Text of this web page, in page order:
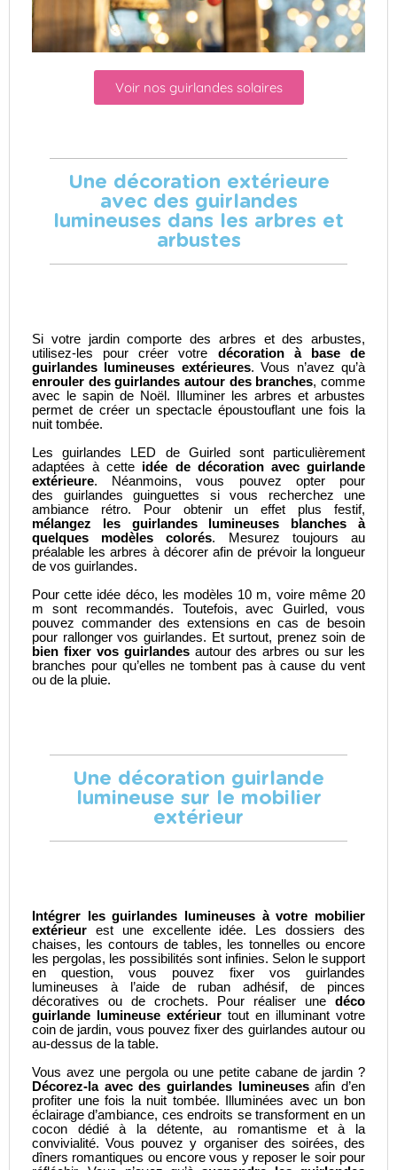
Voir nos guirlandes solaires
Une décoration extérieure
avec des guirlandes
lumineuses dans les arbres et
arbustes
Si votre jardin comporte des arbres et des arbustes,
utilisez-les pour créer votre décoration à base de
guirlandes lumineuses extérieures. Vous n’avez qu’à
enrouler des guirlandes autour des branches, comme
avec le sapin de Noël. Illuminer les arbres et arbustes
permet de créer un spectacle époustouflant une fois la
nuit tombée.
Les guirlandes LED de Guirled sont particulièrement
adaptées à cette idée de décoration avec guirlande
extérieure. Néanmoins, vous pouvez opter pour
des guirlandes guinguettes si vous recherchez une
ambiance rétro. Pour obtenir un effet plus festif,
mélangez les guirlandes lumineuses blanches à
quelques modèles colorés. Mesurez toujours au
préalable les arbres à décorer afin de prévoir la longueur
de vos guirlandes.
Pour cette idée déco, les modèles 10 m, voire même 20
m sont recommandés. Toutefois, avec Guirled, vous
pouvez commander des extensions en cas de besoin
pour rallonger vos guirlandes. Et surtout, prenez soin de
bien fixer vos guirlandesautour des arbres ou sur les
branches pour qu’elles ne tombent pas à cause du vent
ou de la pluie.
Une décoration guirlande
lumineuse sur le mobilier
extérieur
Intégrer les guirlandes lumineuses à votre mobilier
extérieur est une excellente idée. Les dossiers des
chaises, les contours de tables, les tonnelles ou encore
les pergolas, les possibilités sont infinies. Selon le support
en question, vous pouvez fixer vos guirlandes
lumineuses à l’aide de ruban adhésif, de pinces
décoratives ou de crochets. Pour réaliser une déco
guirlande lumineuse extérieur tout en illuminant votre
coin de jardin, vous pouvez fixer des guirlandes autour ou
au-dessus de la table.
Vous avez une pergola ou une petite cabane de jardin ?
Décorez-la avec des guirlandes lumineusesafin d’en
profiter une fois la nuit tombée. Illuminées avec un bon
éclairage d’ambiance, ces endroits se transforment en un
cocon dédié à la détente, au romantisme et à la
convivialité. Vous pouvez y organiser des soirées, des
dîners romantiques ou encore vous y reposer le soir pour